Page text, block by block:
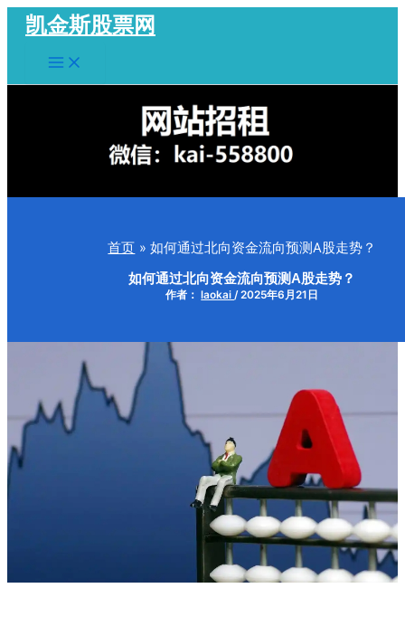
容
凯金斯股票网
Main
Menu
首页 如何通过北向资金流向预测A股走势？
如何通过北向资金流向预测A股走势？
作者： laokai /2025年6月21日